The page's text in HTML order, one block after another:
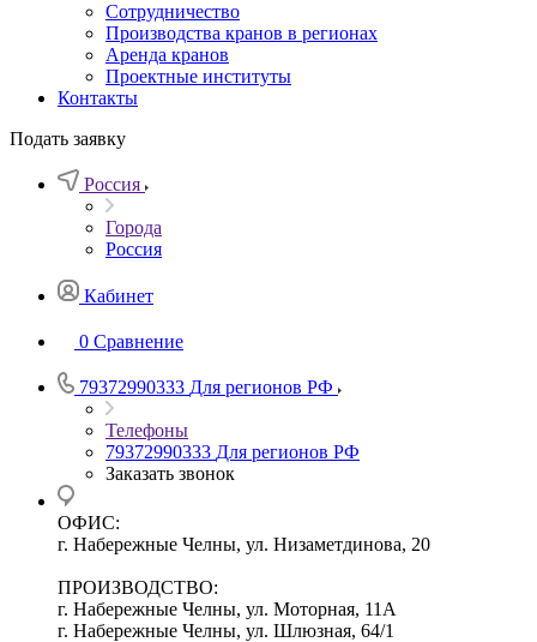
Сотрудничество
Производства кранов в регионах
Аренда кранов
Проектные институты
Контакты
Подать заявку
Россия
Города
Россия
Кабинет
0 Сравнение
79372990333 Для регионов РФ
Телефоны
79372990333 Для регионов РФ
Заказать звонок
ОФИС:
г. Набережные Челны, ул. Низаметдинова, 20
ПРОИЗВОДСТВО:
г. Набережные Челны, ул. Моторная, 11А
г. Набережные Челны, ул. Шлюзная, 64/1